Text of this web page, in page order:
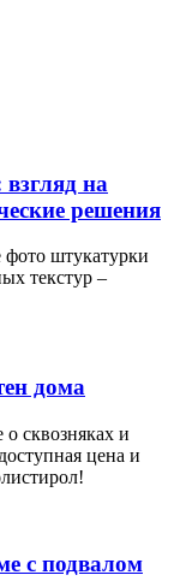
на
решения
штукатурки
текстур –
дома
сквозняках и
цена и
с подвалом